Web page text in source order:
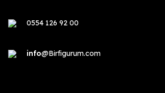
0554 126 92 00
info@Birfigurum.com